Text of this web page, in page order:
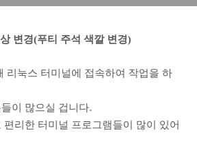
변경(푸티 주석 색깔 변경)
리눅스 터미널에 접속하여 작업을 하
이 많으실 겁니다.
편리한 터미널 프로그램들이 많이 있어